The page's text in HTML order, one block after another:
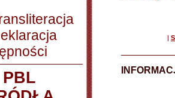
PBL
|